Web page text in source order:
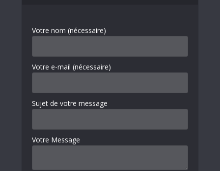
Votre nom (nécessaire)
Votre e-mail (nécessaire)
Sujet de votre message
Votre Message